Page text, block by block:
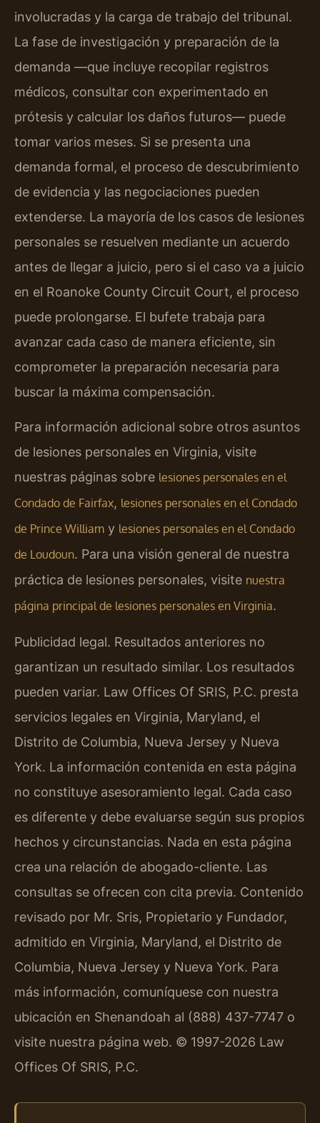
involucradas y la carga de trabajo del tribunal.
La fase de investigación y preparación de la
demanda —que incluye recopilar registros
médicos, consultar con experimentado en
prótesis y calcular los daños futuros— puede
tomar varios meses. Si se presenta una
demanda formal, el proceso de descubrimiento
de evidencia y las negociaciones pueden
extenderse. La mayoría de los casos de lesiones
personales se resuelven mediante un acuerdo
antes de llegar a juicio, pero si el caso va a juicio
en el Roanoke County Circuit Court, el proceso
puede prolongarse. El bufete trabaja para
avanzar cada caso de manera eficiente, sin
comprometer la preparación necesaria para
buscar la máxima compensación.
Para información adicional sobre otros asuntos
de lesiones personales en Virginia, visite
nuestras páginas sobre lesiones personales en el
Condado de Fairfax, lesiones personales en el Condado
de Prince William y lesiones personales en el Condado
de Loudoun. Para una visión general de nuestra
práctica de lesiones personales, visite nuestra
página principal de lesiones personales en Virginia.
Publicidad legal. Resultados anteriores no
garantizan un resultado similar. Los resultados
pueden variar. Law Offices Of SRIS, P.C. presta
servicios legales en Virginia, Maryland, el
Distrito de Columbia, Nueva Jersey y Nueva
York. La información contenida en esta página
no constituye asesoramiento legal. Cada caso
es diferente y debe evaluarse según sus propios
hechos y circunstancias. Nada en esta página
crea una relación de abogado-cliente. Las
consultas se ofrecen con cita previa. Contenido
revisado por Mr. Sris, Propietario y Fundador,
admitido en Virginia, Maryland, el Distrito de
Columbia, Nueva Jersey y Nueva York. Para
más información, comuníquese con nuestra
ubicación en Shenandoah al (888) 437-7747 o
visite nuestra página web. © 1997-2026 Law
Offices Of SRIS, P.C.